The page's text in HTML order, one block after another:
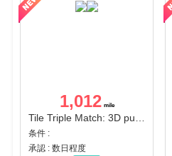
1,012
Tile Triple Match: 3D puzzle
条件 :
承認 : 数日程度